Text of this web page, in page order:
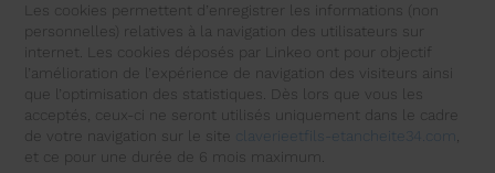
Les cookies permettent d’enregistrer les informations (non
personnelles) relatives à la navigation des utilisateurs sur
internet. Les cookies déposés par Linkeo ont pour objectif
l’amélioration de l’expérience de navigation des visiteurs ainsi
que l’optimisation des statistiques. Dès lors que vous les
acceptés, ceux-ci ne seront utilisés uniquement dans le cadre
de votre navigation sur le site
claverieetfils-etancheite34.com
et ce pour une durée de 6 mois maximum.